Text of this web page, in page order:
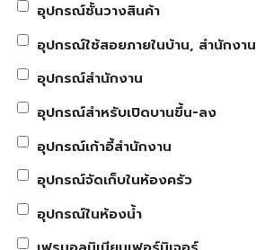
อุปกรณ์ชั้นวางสินค้า
อุปกรณ์ใช้สอยภายในบ้าน, สำนักงาน
อุปกรณ์สำนักงาน
อุปกรณ์สำหรับเปิดบานขึ้น-ลง
อุปกรณ์เก้าอี้สำนักงาน
อุปกรณ์จัดเก็บในห้องครัว
อุปกรณ์ในห้องน้ำ